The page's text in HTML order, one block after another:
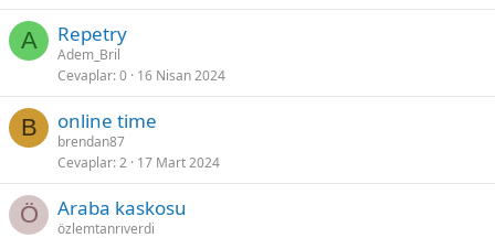
A Repetry
Adem_Bril
Cevaplar 0 16 Nisan 2024
B online time
brendan87
Cevaplar 2 17 Mart 2024
Ö Araba kaskosu
özlemtanrıverdi